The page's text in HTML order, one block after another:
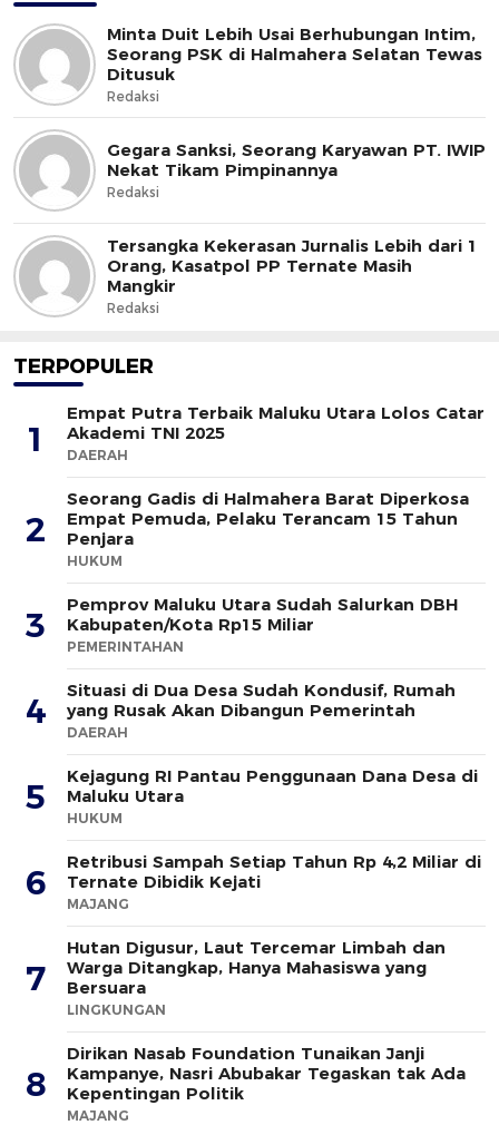
Minta Duit Lebih Usai Berhubungan Intim,
Seorang PSK di Halmahera Selatan Tewas
Ditusuk
Redaksi
Gegara Sanksi, Seorang Karyawan PT. IWIP
Nekat Tikam Pimpinannya
Redaksi
Tersangka Kekerasan Jurnalis Lebih dari 1
Orang, Kasatpol PP Ternate Masih
Mangkir
Redaksi
TERPOPULER
1
Empat Putra Terbaik Maluku Utara Lolos Catar
Akademi TNI 2025
DAERAH
2
Seorang Gadis di Halmahera Barat Diperkosa
Empat Pemuda, Pelaku Terancam 15 Tahun
Penjara
HUKUM
3
Pemprov Maluku Utara Sudah Salurkan DBH
Kabupaten/Kota Rp15 Miliar
PEMERINTAHAN
4
Situasi di Dua Desa Sudah Kondusif, Rumah
yang Rusak Akan Dibangun Pemerintah
DAERAH
5
Kejagung RI Pantau Penggunaan Dana Desa di
Maluku Utara
HUKUM
6
Retribusi Sampah Setiap Tahun Rp 4,2 Miliar di
Ternate Dibidik Kejati
MAJANG
7
Hutan Digusur, Laut Tercemar Limbah dan
Warga Ditangkap, Hanya Mahasiswa yang
Bersuara
LINGKUNGAN
8
Dirikan Nasab Foundation Tunaikan Janji
Kampanye, Nasri Abubakar Tegaskan tak Ada
Kepentingan Politik
MAJANG